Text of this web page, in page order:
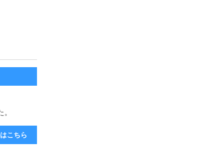
こちら